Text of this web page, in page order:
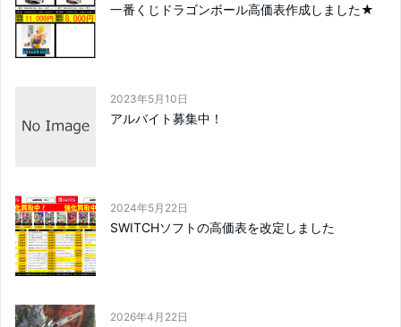
一番くじドラゴンボール高価表作成しました★
2023年5月10日
アルバイト募集中！
2024年5月22日
SWITCHソフトの高価表を改定しました
2026年4月22日